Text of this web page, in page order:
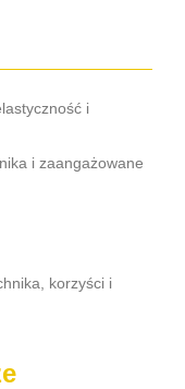
i
i zaangażowane
korzyści i